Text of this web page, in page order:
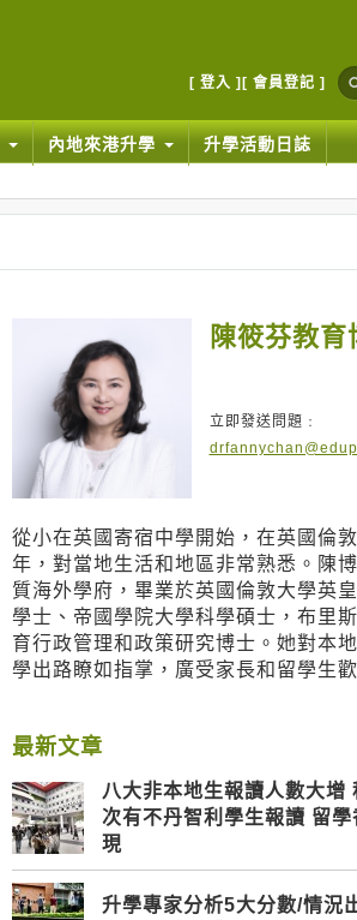
[ 登入 ] [ 會員登記 ]
內地來港升學 升學活動日誌
陳筱芬教育
立即發送問題﹕
從小在英國寄宿中學開始，在英國倫
年，對當地生活和地區非常熟悉。陳
質海外學府，畢業於英國倫敦大學英
學士、帝國學院大學科學碩士，布里
育行政管理和政策研究博士。她對本
學出路瞭如指掌，廣受家長和留學生歡
最新文章
八大非本地生報讀人數大增
次有不丹智利學生報讀 留學
現
升學專家分析5大分數/情況